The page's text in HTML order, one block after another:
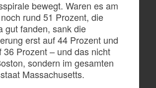
bewegt. Waren es am
rund 51 Prozent, die
gut fanden, sank die
erst auf 44 Prozent und
36 Prozent – und das nicht
sondern im gesamten
Massachusetts.